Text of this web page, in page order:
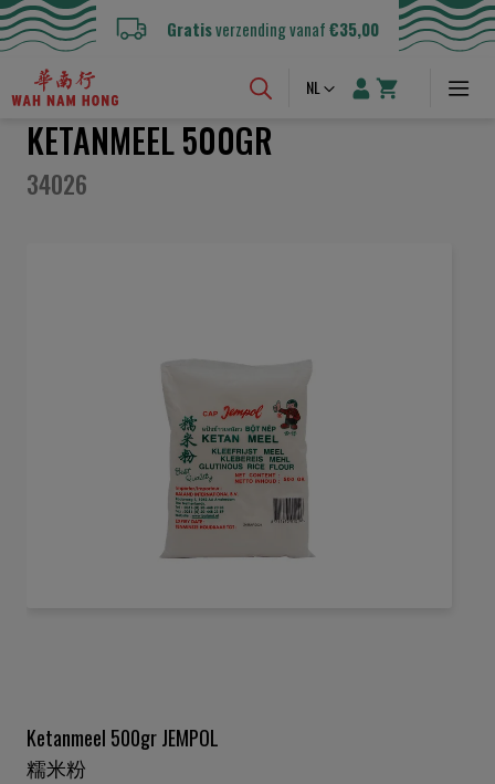
Gratisverzending vanaf€35,00
Taal
NL
KETANMEEL 500GR
34026
de
afbeeldingen-
gallerij
Ketanmeel 500gr JEMPOL
糯米粉